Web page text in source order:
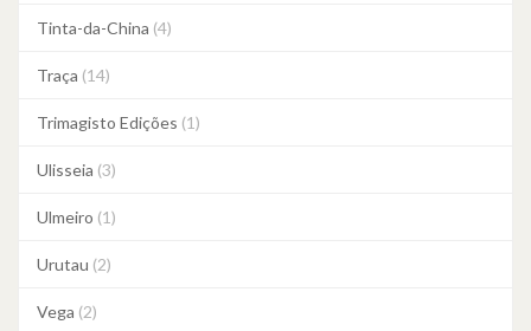
Tinta-da-China (4)
Traça (14)
Trimagisto Edições (1)
Ulisseia (3)
Ulmeiro (1)
Urutau (2)
Vega (2)